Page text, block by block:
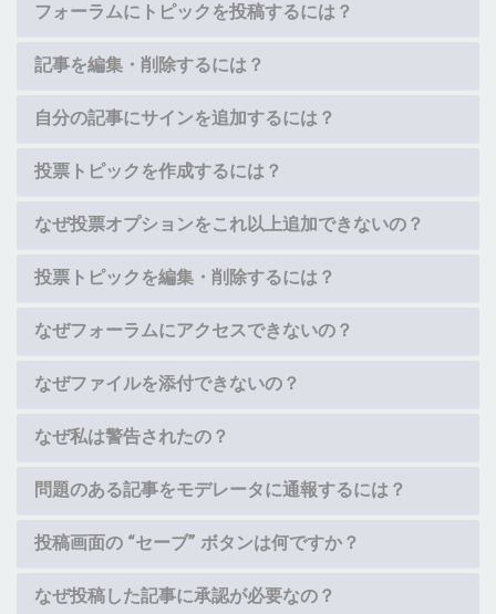
フォーラムにトピックを投稿するには？
記事を編集・削除するには？
自分の記事にサインを追加するには？
投票トピックを作成するには？
なぜ投票オプションをこれ以上追加できないの？
投票トピックを編集・削除するには？
なぜフォーラムにアクセスできないの？
なぜファイルを添付できないの？
なぜ私は警告されたの？
問題のある記事をモデレータに通報するには？
投稿画面の “セーブ” ボタンは何ですか？
なぜ投稿した記事に承認が必要なの？